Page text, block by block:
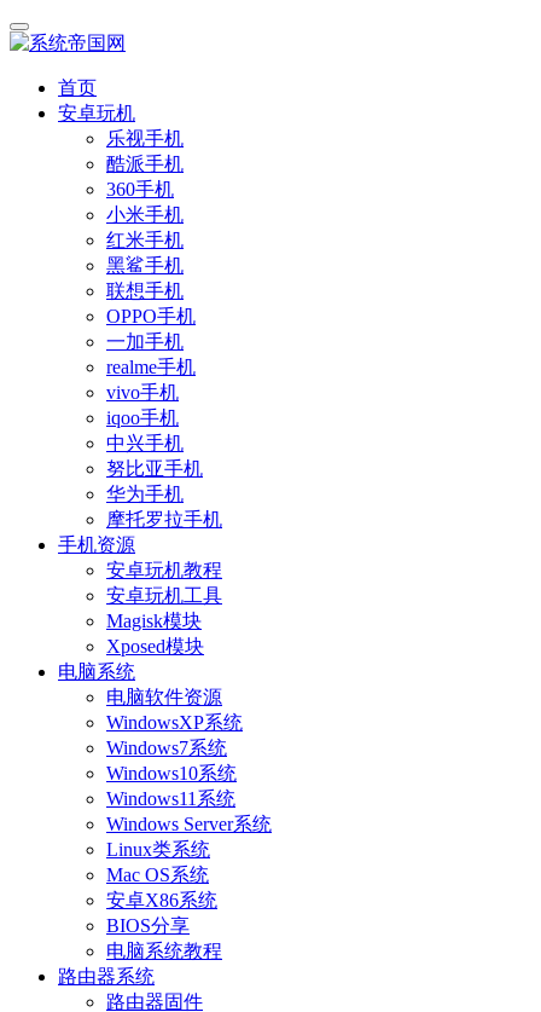
首页
安卓玩机
乐视手机
酷派手机
360手机
小米手机
红米手机
黑鲨手机
联想手机
OPPO手机
一加手机
realme手机
vivo手机
iqoo手机
中兴手机
努比亚手机
华为手机
摩托罗拉手机
手机资源
安卓玩机教程
安卓玩机工具
Magisk模块
Xposed模块
电脑系统
电脑软件资源
WindowsXP系统
Windows7系统
Windows10系统
Windows11系统
Windows Server系统
Linux类系统
Mac OS系统
安卓X86系统
BIOS分享
电脑系统教程
路由器系统
路由器固件